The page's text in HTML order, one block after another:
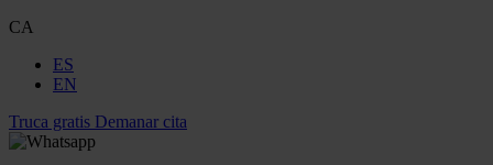
CA
ES
EN
Truca gratis Demanar cita